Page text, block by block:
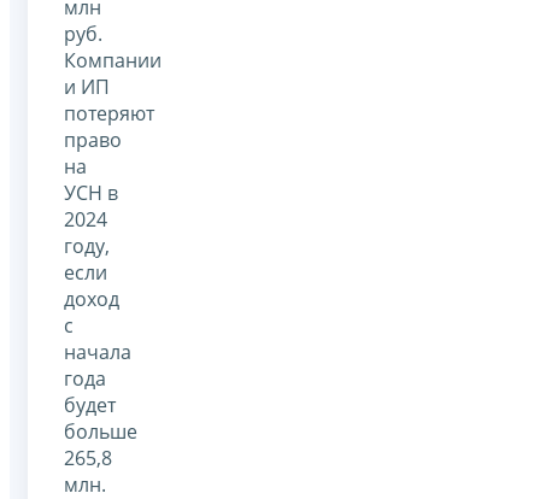
млн
руб.
Компании
и ИП
потеряют
право
на
УСН в
2024
году,
если
доход
с
начала
года
будет
больше
265,8
млн.